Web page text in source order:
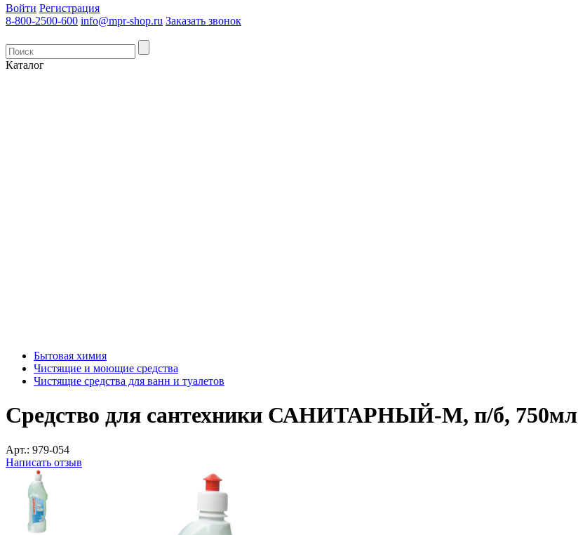
Войти Регистрация
8-800-2500-600 info@mpr-shop.ru Заказать звонок
Каталог
Бытовая химия
Чистящие и моющие средства
Чистящие средства для ванн и туалетов
Средство для сантехники САНИТАРНЫЙ-М, п/б, 750мл
Арт.: 979-054
Написать отзыв